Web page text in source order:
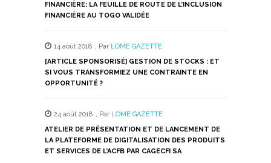
FINANCIÈRE: LA FEUILLE DE ROUTE DE L’INCLUSION
FINANCIÈRE AU TOGO VALIDÉE
14 août 2018 , Par LOME GAZETTE
[ARTICLE SPONSORISÉ] GESTION DE STOCKS : ET
SI VOUS TRANSFORMIEZ UNE CONTRAINTE EN
OPPORTUNITÉ ?
24 août 2018 , Par LOME GAZETTE
ATELIER DE PRÉSENTATION ET DE LANCEMENT DE
LA PLATEFORME DE DIGITALISATION DES PRODUITS
ET SERVICES DE L’ACFB PAR CAGECFI SA